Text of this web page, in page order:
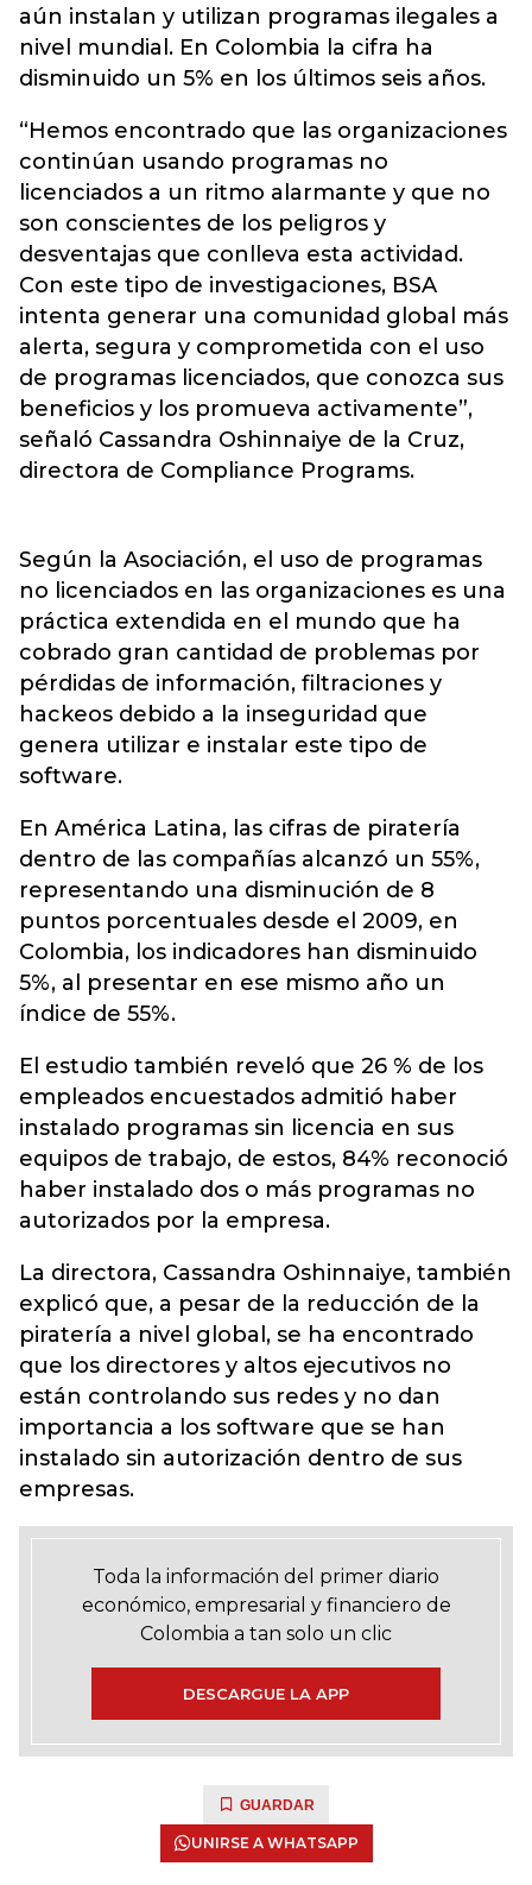
aún instalan y utilizan programas ilegales a
nivel mundial. En Colombia la cifra ha
disminuido un 5% en los últimos seis años.
“Hemos encontrado que las organizaciones
continúan usando programas no
licenciados a un ritmo alarmante y que no
son conscientes de los peligros y
desventajas que conlleva esta actividad.
Con este tipo de investigaciones, BSA
intenta generar una comunidad global más
alerta, segura y comprometida con el uso
de programas licenciados, que conozca sus
beneficios y los promueva activamente”,
señaló Cassandra Oshinnaiye de la Cruz,
directora de Compliance Programs.
Según la Asociación, el uso de programas
no licenciados en las organizaciones es una
práctica extendida en el mundo que ha
cobrado gran cantidad de problemas por
pérdidas de información, filtraciones y
hackeos debido a la inseguridad que
genera utilizar e instalar este tipo de
software.
En América Latina, las cifras de piratería
dentro de las compañías alcanzó un 55%,
representando una disminución de 8
puntos porcentuales desde el 2009, en
Colombia, los indicadores han disminuido
5%, al presentar en ese mismo año un
índice de 55%.
El estudio también reveló que 26 % de los
empleados encuestados admitió haber
instalado programas sin licencia en sus
equipos de trabajo, de estos, 84% reconoció
haber instalado dos o más programas no
autorizados por la empresa.
La directora, Cassandra Oshinnaiye, también
explicó que, a pesar de la reducción de la
piratería a nivel global, se ha encontrado
que los directores y altos ejecutivos no
están controlando sus redes y no dan
importancia a los software que se han
instalado sin autorización dentro de sus
empresas.
Toda la información del primer diario
económico, empresarial y financiero de
Colombia a tan solo un clic
DESCARGUE LA APP
GUARDAR
UNIRSE A WHATSAPP